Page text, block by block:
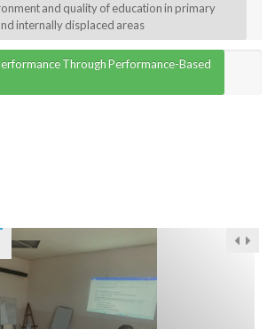
and quality of education in primary
internally displaced areas
Through Performance-Based